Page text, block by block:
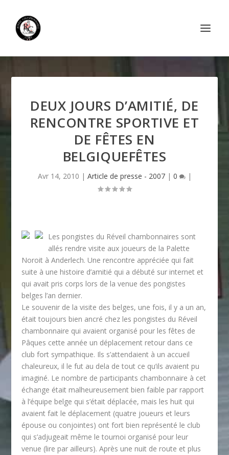
DEUX JOURS D’AMITIÉ, DE
RENCONTRE SPORTIVE ET
DE FÊTES EN
BELGIQUEFÊTES
Avr 14, 2010 | Article de presse - 2007| 0 |
Les pongistes du Réveil chambonnaires sont
allés rendre visite aux joueurs de la Palette
Noroit à Anderlech. Une rencontre appréciée qui fait
suite à une histoire d’amitié qui a débuté sur internet et
qui avait pris corps lors de la venue des pongistes
belges l’an dernier.
Le souvenir de la visite des belges, une fois, il y a un an,
était toujours bien ancré chez les pongistes du Réveil
chambonnaire qui avaient organisé pour les fêtes de
Pâques cette année un déplacement retour dans ce
club fort sympathique. Ils s’attendaient à un accueil
chaleureux, il le fut au dela de tout ce qu’ils avaient pu
imaginé. Le nombre de participants chambonnaire à cet
échange était malheureusement bien faible par rapport
à l’équipe belge qui s’était déplacée, mais les huit qui
avaient fait le déplacement (quatre joueurs et leurs
épouse ou conjointes) ont fort bien représenté le club
qui s’adjugeait même le tournoi organisé pour leur
venue (lire par ailleurs). Après une nuit de route et plus